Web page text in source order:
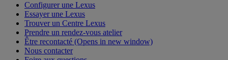
Configurer une Lexus
Essayer une Lexus
Trouver un Centre Lexus
Prendre un rendez-vous atelier
Être recontacté (Opens in new window)
Nous contacter